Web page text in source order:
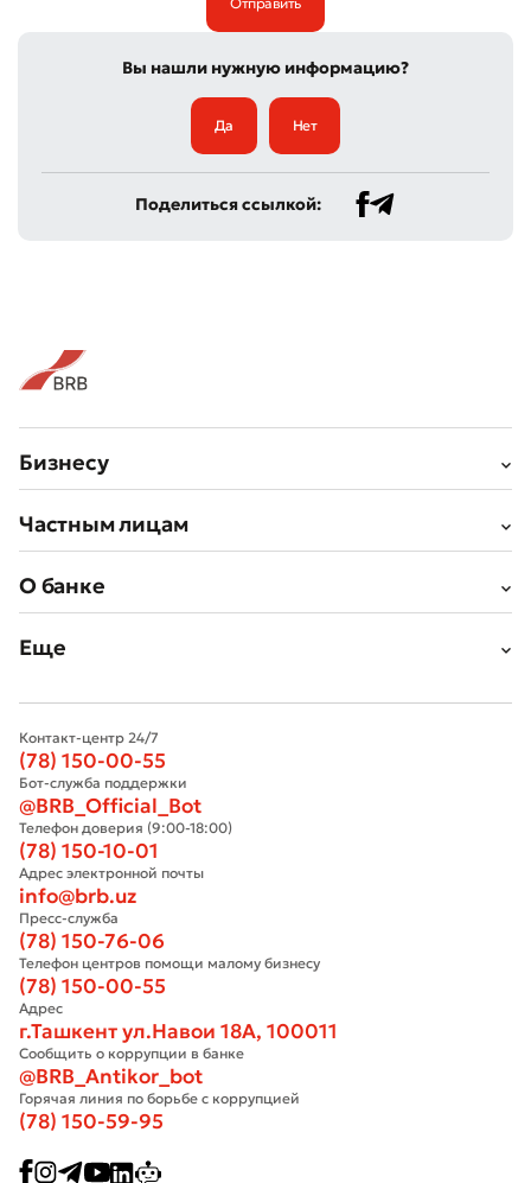
Вы нашли нужную информацию?
Да Нет
Поделиться ссылкой:
Бизнесу
Частным лицам
О банке
Еще
Контакт-центр 24/7
(78) 150-00-55
Бот-служба поддержки
@BRB_Official_Bot
Телефон доверия (9:00-18:00)
(78) 150-10-01
Адрес электронной почты
info@brb.uz
Пресс-служба
(78) 150-76-06
Телефон центров помощи малому бизнесу
(78) 150-00-55
Адрес
г.Ташкент ул.Навои 18А, 100011
Сообщить о коррупции в банке
@BRB_Antikor_bot
Горячая линия по борьбе с коррупцией
(78) 150-59-95